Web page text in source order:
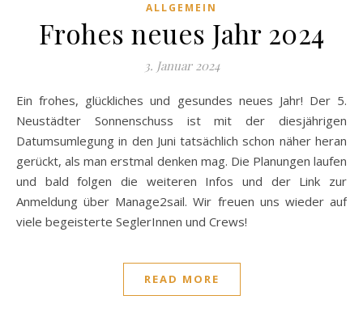
ALLGEMEIN
Frohes neues Jahr 2024
3. Januar 2024
Ein frohes, glückliches und gesundes neues Jahr! Der 5.
Neustädter Sonnenschuss ist mit der diesjährigen
Datumsumlegung in den Juni tatsächlich schon näher heran
gerückt, als man erstmal denken mag. Die Planungen laufen
und bald folgen die weiteren Infos und der Link zur
Anmeldung über Manage2sail. Wir freuen uns wieder auf
viele begeisterte SeglerInnen und Crews!
READ MORE